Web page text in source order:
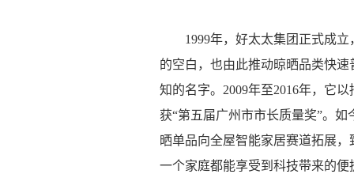
1999年，好太太集团正式成立
的空白，也由此推动晾晒品类快
知的名字。2009年至2016年，它
获“第五届广州市市长质量奖”。
晒单品向全屋智能家居赛道拓展
一个家庭都能享受到科技带来的